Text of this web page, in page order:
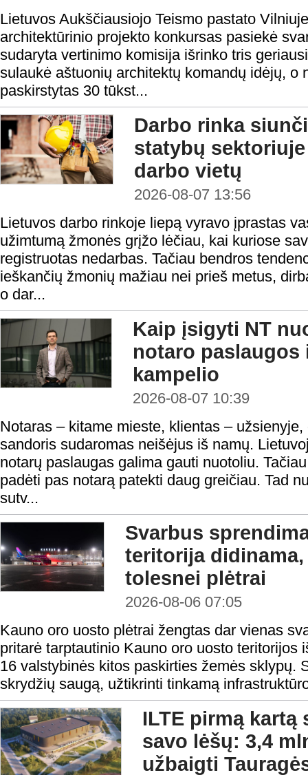
Lietuvos Aukščiausiojo Teismo pastato
architektūrinio projekto konkursas pasiekė
sudaryta vertinimo komisija išrinko tris
sulaukė aštuonių architektų komandų idėjų, o
paskirstytas 30 tūkst...
Darbo rinka
statybų
darbo vietų
2026-08-07 13:56
Lietuvos darbo rinkoje liepą vyravo įprastas
užimtumą žmonės grįžo lėčiau, kai kuriose
registruotas nedarbas. Tačiau bendros
ieškančių žmonių mažiau nei prieš metus,
o dar...
Kaip įsigyti NT
notaro
kampelio
2026-08-07 10:39
Notaras – kitame mieste, klientas –
sandoris sudaromas neišėjus iš namų.
notarų paslaugas galima gauti nuotoliu.
padėti pas notarą patekti daug greičiau. Tad
sutv...
Svarbus
teritorija
tolesnei plėtrai
2026-08-06 07:05
Kauno oro uosto plėtrai žengtas dar vienas
pritarė tarptautinio Kauno oro uosto teritorijos
16 valstybinės kitos paskirties žemės sklypų.
skrydžių saugą, užtikrinti tinkamą
ILTE pirmą kartą
savo lėšų: 3,4
užbaigti